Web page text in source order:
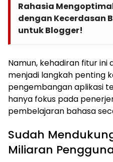
Rahasia
dengan Kecerdasan
untuk Blogger!
Namun, kehadiran fitur ini
menjadi langkah penting
pengembangan aplikasi
hanya fokus pada
pembelajaran bahasa
Sudah
Miliaran